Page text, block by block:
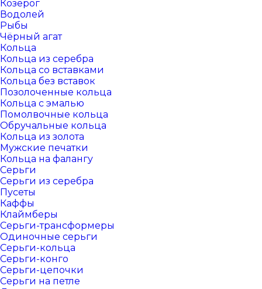
Козерог
Водолей
Рыбы
Чёрный агат
Кольца
Кольца из серебра
Кольца со вставками
Кольца без вставок
Позолоченные кольца
Кольца с эмалью
Помолвочные кольца
Обручальные кольца
Кольца из золота
Мужские печатки
Кольца на фалангу
Серьги
Серьги из серебра
Пусеты
Каффы
Клаймберы
Серьги-трансформеры
Одиночные серьги
Серьги-кольца
Серьги-конго
Серьги-цепочки
Серьги на петле